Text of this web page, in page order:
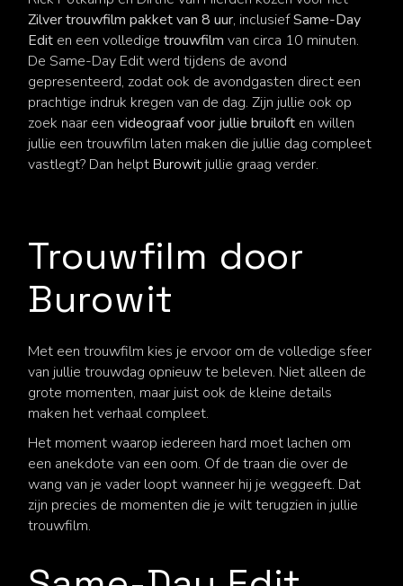
Zilver trouwfilm pakket van 8 uur, inclusiefSame-Day
Edit en een volledigetrouwfilm van circa 10 minuten.
De Same-Day Edit werd tijdens de avond
gepresenteerd, zodat ook de avondgasten direct een
prachtige indruk kregen van de dag. Zijn jullie ook op
zoek naar eenvideograaf voor jullie bruiloft en willen
jullie een trouwfilm laten maken die jullie dag compleet
vastlegt? Dan helpt Burowit jullie graag verder.
Trouwfilm door
Burowit
Met een trouwfilm kies je ervoor om de volledige sfeer
van jullie trouwdag opnieuw te beleven. Niet alleen de
grote momenten, maar juist ook de kleine details
maken het verhaal compleet.
Het moment waarop iedereen hard moet lachen om
een anekdote van een oom. Of de traan die over de
wang van je vader loopt wanneer hij je weggeeft. Dat
zijn precies de momenten die je wilt terugzien in jullie
trouwfilm.